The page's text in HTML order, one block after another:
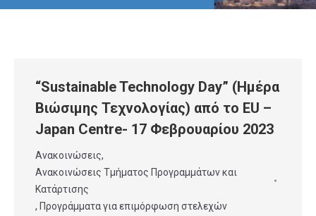
“Sustainable Technology Day” (Ημέρα
Βιώσιμης Τεχνολογίας) από το EU –
Japan Centre- 17 Φεβρουαρίου 2023
Ανακοινώσεις,
Ανακοινώσεις Τμήματος Προγραμμάτων και
Κατάρτισης
, Προγράμματα για επιμόρφωση στελεχών